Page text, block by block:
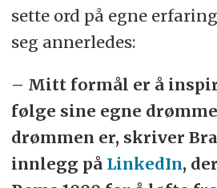
sette ord på egne
seg annerledes:
– Mitt formål er å
følge sine egne
drømmen er, skriver
innlegg på LinkedIn,